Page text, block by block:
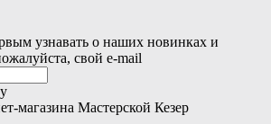
узнавать о наших новинках и
свой e-mail
магазина Мастерской Кезер